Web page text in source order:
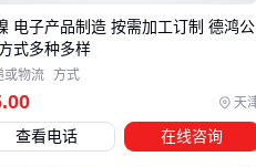
然美学效果的场景中表现突
题展厅，但维护成本相对较高
传达效果。化妆品定制纸盒
.00 天
电子产品制造 按需加工订制 德鸿公
式多种多样
或物流 方式
查看电话 在线咨询